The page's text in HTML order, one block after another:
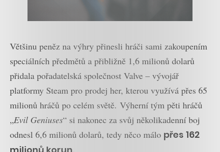
Většinu peněz na výhry přinesli hráči sami zakoupením
speciálních předmětů a přibližně 1,6 milionů dolarů
přidala pořadatelská společnost Valve – vývojář
platformy Steam pro prodej her, kterou využívá přes 65
milionů hráčů po celém světě. Výherní tým pěti hráčů
„Evil Geniuses“ si nakonec za svůj několikadenní boj
odnesl 6,6 milionů dolarů, tedy něco málo přes 162
.